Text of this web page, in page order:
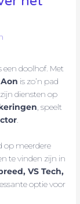
een doolhof. Met
is zo’n pad
diensten op
, speelt
op meerdere
te vinden zijn in
VS Tech,
optie voor